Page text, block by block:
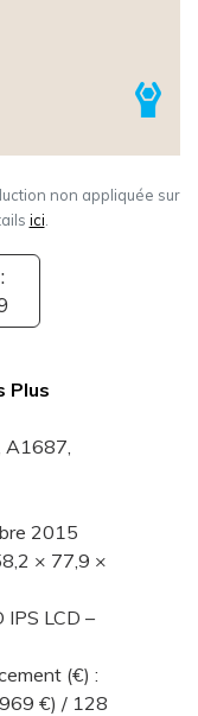
non appliquée sur
ici
Plus
A1687,
2015
× 77,9 ×
IPS LCD –
(€) :
€) / 128